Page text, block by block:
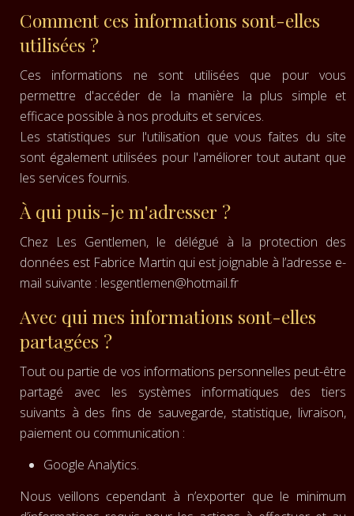
Comment ces informations sont-elles
utilisées ?
Ces informations ne sont utilisées que pour vous
permettre d'accéder de la manière la plus simple et
efficace possible à nos produits et services.
Les statistiques sur l'utilisation que vous faites du site
sont également utilisées pour l'améliorer tout autant que
les services fournis.
À qui puis-je m'adresser ?
Chez Les Gentlemen, le délégué à la protection des
données est Fabrice Martin qui est joignable à l’adresse e-
mail suivante : lesgentlemen@hotmail.fr
Avec qui mes informations sont-elles
partagées ?
Tout ou partie de vos informations personnelles peut-être
partagé avec les systèmes informatiques des tiers
suivants à des fins de sauvegarde, statistique, livraison,
paiement ou communication :
Google Analytics.
Nous veillons cependant à n’exporter que le minimum